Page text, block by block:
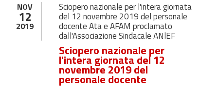
NOV
12
2019
Sciopero nazionale per l'intera giornata
del 12 novembre 2019 del personale
docente Ata e AFAM proclamato
dall'Associazione Sindacale ANlEF
Sciopero nazionale per
l'intera giornata del 12
novembre 2019 del
personale docente